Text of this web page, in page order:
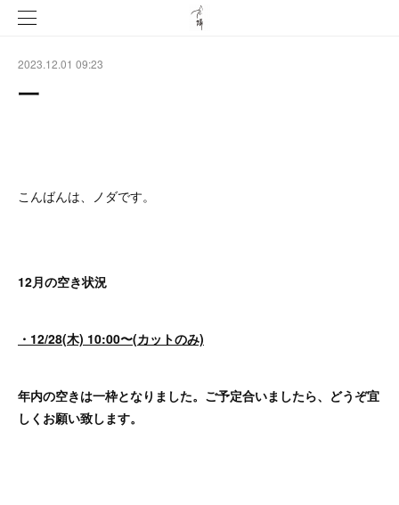
2023.12.01 09:23
一
こんばんは、ノダです。
12月の空き状況
・12/28(木) 10:00〜(カットのみ)
年内の空きは一枠となりました。ご予定合いましたら、どうぞ宜
しくお願い致します。